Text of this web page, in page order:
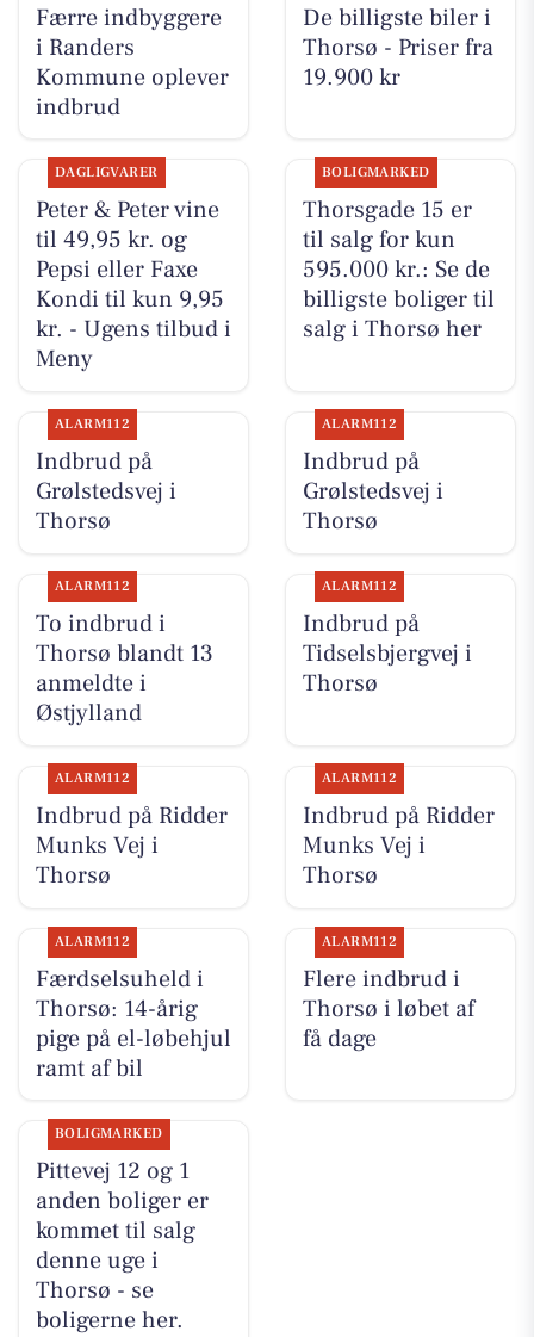
Færre indbyggere
i Randers
Kommune oplever
indbrud
De billigste biler i
Thorsø - Priser fra
19.900 kr
DAGLIGVARER
Peter & Peter vine
til 49,95 kr. og
Pepsi eller Faxe
Kondi til kun 9,95
kr. - Ugens tilbud i
Meny
BOLIGMARKED
Thorsgade 15 er
til salg for kun
595.000 kr.: Se de
billigste boliger til
salg i Thorsø her
ALARM112
Indbrud på
Grølstedsvej i
Thorsø
ALARM112
Indbrud på
Grølstedsvej i
Thorsø
ALARM112
To indbrud i
Thorsø blandt 13
anmeldte i
Østjylland
ALARM112
Indbrud på
Tidselsbjergvej i
Thorsø
ALARM112
Indbrud på Ridder
Munks Vej i
Thorsø
ALARM112
Indbrud på Ridder
Munks Vej i
Thorsø
ALARM112
Færdselsuheld i
Thorsø: 14-årig
pige på el-løbehjul
ramt af bil
ALARM112
Flere indbrud i
Thorsø i løbet af
få dage
BOLIGMARKED
Pittevej 12 og 1
anden boliger er
kommet til salg
denne uge i
Thorsø - se
boligerne her.